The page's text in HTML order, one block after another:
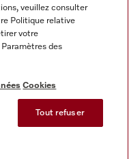
veuillez consulter
Politique relative
votre
des
Cookies
Tout refuser